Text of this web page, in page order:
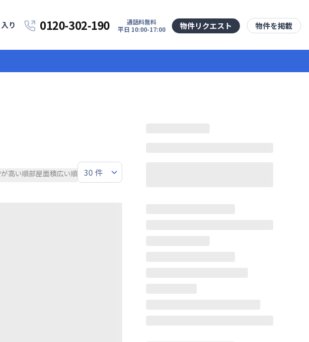
り 0120-302-190
通話料無料
平日 10:00-17:00
物件リクエスト 物件を掲載
高い順部屋面積広い順